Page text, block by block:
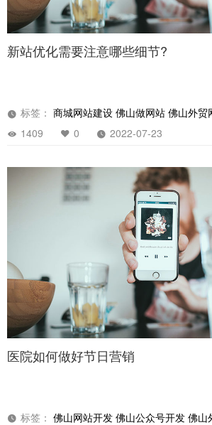
新站优化需要注意哪些细节?
标签： 商城网站建设 佛山做网站 佛山外贸
1409
0 2022-07-23
医院如何做好节日营销
标签： 佛山网站开发 佛山公众号开发 佛山